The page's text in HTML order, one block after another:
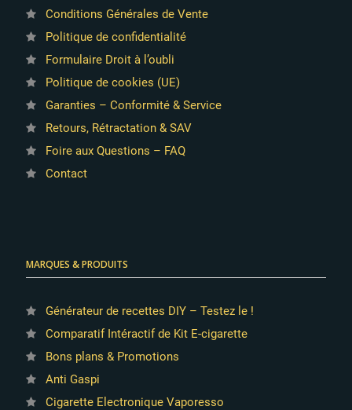
Conditions Générales de Vente
Politique de confidentialité
Formulaire Droit à l’oubli
Politique de cookies (UE)
Garanties – Conformité & Service
Retours, Rétractation & SAV
Foire aux Questions – FAQ
Contact
MARQUES & PRODUITS
Générateur de recettes DIY – Testez le !
Comparatif Intéractif de Kit E-cigarette
Bons plans & Promotions
Anti Gaspi
Cigarette Electronique Vaporesso